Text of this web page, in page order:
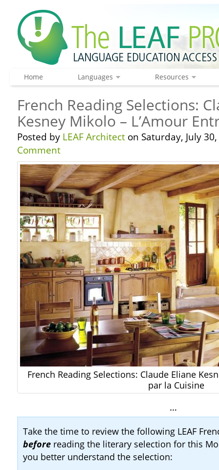
Home Languages Resources
French Reading Selections:
Kesney Mikolo – L’Amour
Posted by LEAF Architect on Saturday, July
Comment
French Reading Selections: Claude Eliane
par la Cuisine
…
Take the time to review the following LEAF
before reading the literary selection for this
you better understand the selection: